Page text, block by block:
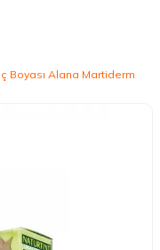
Boyası Alana Martiderm